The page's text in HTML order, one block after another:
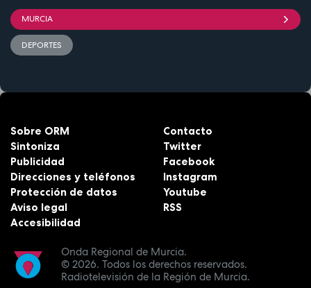
MURCIA
DEPORTES
Onda Regional de Murcia.
© 2026. Todos los derechos reservados.
Radiotelevisión de la Región de Murcia.
Sobre ORM
Sintoniza
Publicidad
Direcciones y teléfonos
Protección de datos
Aviso legal
Accesibilidad
Contacto
Twitter
Facebook
Instagram
Youtube
RSS